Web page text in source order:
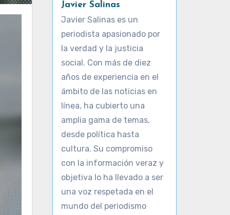
Javier Salinas
Javier Salinas es un
periodista apasionado por
la verdad y la justicia
social. Con más de diez
años de experiencia en el
ámbito de las noticias en
línea, ha cubierto una
amplia gama de temas,
desde política hasta
cultura. Su compromiso
con la información veraz y
objetiva lo ha llevado a ser
una voz respetada en el
mundo del periodismo